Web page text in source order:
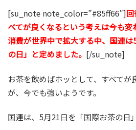
[su_note note_color=”#85ff66″]
べてが良くなるという考えは今も
消費が世界中で拡大する中、国連
の日」と定めました。 [/su_note]
お茶を飲めばホッとして、すべてが
が、今でも強いようです。
国連は、5月21日を「国際お茶の日